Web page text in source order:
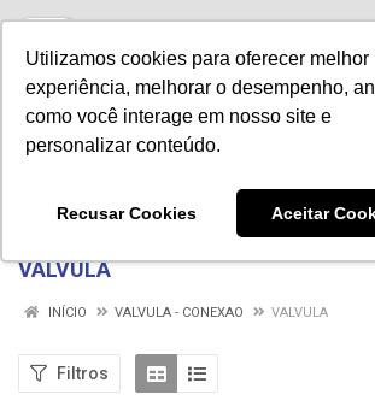
Utilizamos cookies para oferecer melhor
experiência, melhorar o desempenho,
como você interage em nosso site e
personalizar conteúdo.
Recusar Cookies Aceitar
VALVULA
INÍCIO VALVULA - CONEXAO VALVULA
Filtros